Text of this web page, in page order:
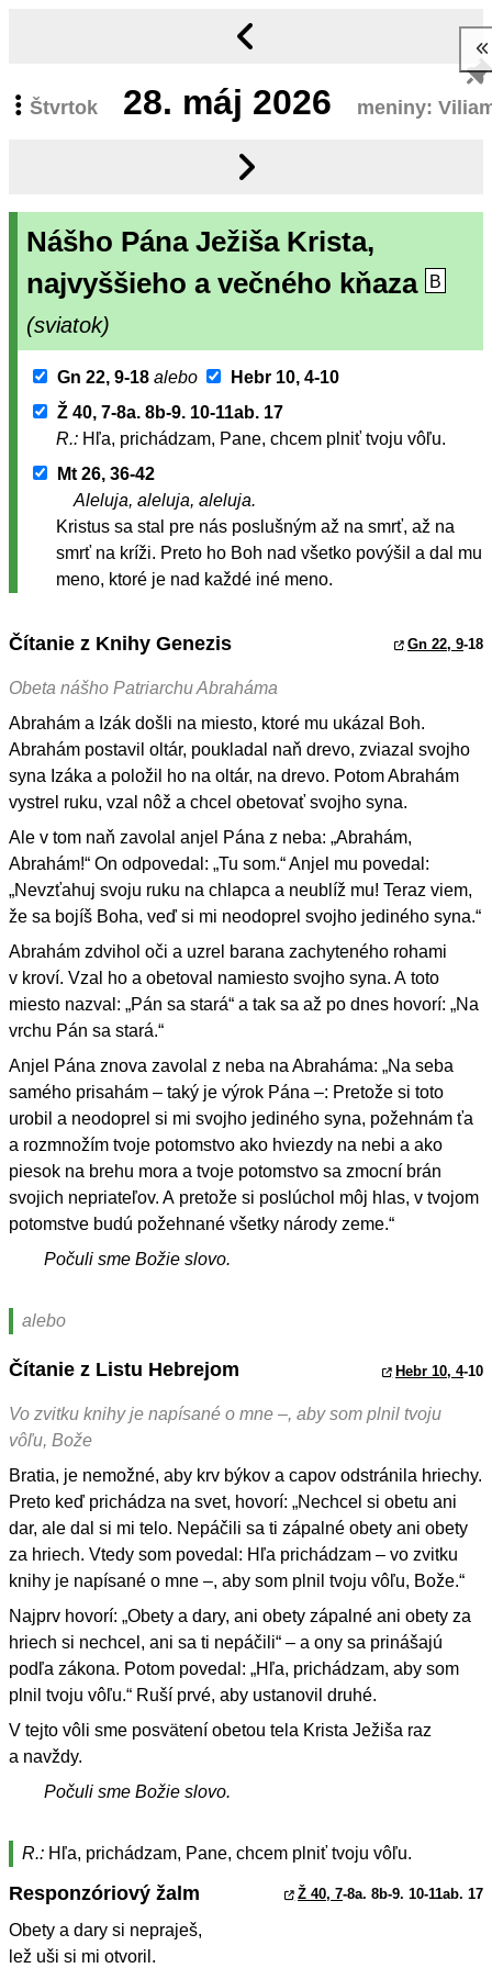
Štvrtok 28. máj 2026 meniny:
Nášho Pána Ježiša Krista,
najvyššieho a večného kňaza
B
(sviatok)
Gn 22, 9-18 alebo
Hebr 10, 4-10
Ž 40, 7-8a. 8b-9. 10-11ab. 17
R.: Hľa, prichádzam, Pane, chcem plniť tvoju vôľu.
Mt 26, 36-42
Aleluja, aleluja, aleluja.
Kristus sa stal pre nás poslušným až na smrť, až na
smrť na kríži. Preto ho Boh nad všetko povýšil a dal mu
meno, ktoré je nad každé iné meno.
Čítanie z Knihy Genezis Gn 22, 9-18
Obeta nášho Patriarchu Abraháma
Abrahám a Izák došli na miesto, ktoré mu ukázal Boh.
Abrahám postavil oltár, poukladal naň drevo, zviazal svojho
syna Izáka a položil ho na oltár, na drevo. Potom Abrahám
vystrel ruku, vzal nôž a chcel obetovať svojho syna.
Ale v tom naň zavolal anjel Pána z neba: „Abrahám,
Abrahám!“ On odpovedal: „Tu som.“ Anjel mu povedal:
„Nevzťahuj svoju ruku na chlapca a neublíž mu! Teraz viem,
že sa bojíš Boha, veď si mi neodoprel svojho jediného syna.“
Abrahám zdvihol oči a uzrel barana zachyteného rohami
v kroví. Vzal ho a obetoval namiesto svojho syna. A toto
miesto nazval: „Pán sa stará“ a tak sa až po dnes hovorí: „Na
vrchu Pán sa stará.“
Anjel Pána znova zavolal z neba na Abraháma: „Na seba
samého prisahám – taký je výrok Pána –: Pretože si toto
urobil a neodoprel si mi svojho jediného syna, požehnám ťa
a rozmnožím tvoje potomstvo ako hviezdy na nebi a ako
piesok na brehu mora a tvoje potomstvo sa zmocní brán
svojich nepriateľov. A pretože si poslúchol môj hlas, v tvojom
potomstve budú požehnané všetky národy zeme.“
Počuli sme Božie slovo.
alebo
Čítanie z Listu Hebrejom Hebr 10, 4-10
Vo zvitku knihy je napísané o mne –, aby som plnil tvoju
vôľu, Bože
Bratia, je nemožné, aby krv býkov a capov odstránila hriechy.
Preto keď prichádza na svet, hovorí: „Nechcel si obetu ani
dar, ale dal si mi telo. Nepáčili sa ti zápalné obety ani obety
za hriech. Vtedy som povedal: Hľa prichádzam – vo zvitku
knihy je napísané o mne –, aby som plnil tvoju vôľu, Bože.“
Najprv hovorí: „Obety a dary, ani obety zápalné ani obety za
hriech si nechcel, ani sa ti nepáčili“ – a ony sa prinášajú
podľa zákona. Potom povedal: „Hľa, prichádzam, aby som
plnil tvoju vôľu.“ Ruší prvé, aby ustanovil druhé.
V tejto vôli sme posvätení obetou tela Krista Ježiša raz
a navždy.
Počuli sme Božie slovo.
R.: Hľa, prichádzam, Pane, chcem plniť tvoju vôľu.
Responzóriový žalm Ž 40, 7-8a. 8b-9. 10-11ab. 17
Obety a dary si nepraješ,
lež uši si mi otvoril.